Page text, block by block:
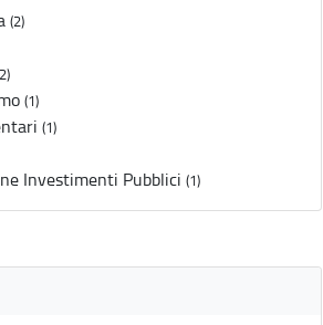
(2)
(1)
(1)
Investimenti Pubblici (1)